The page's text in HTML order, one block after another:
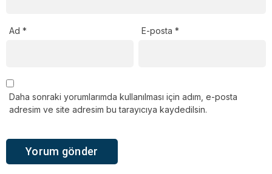
Ad * E-posta*
Daha sonraki yorumlarımda kullanılması için adım, e-posta
adresim ve site adresim bu tarayıcıya kaydedilsin.